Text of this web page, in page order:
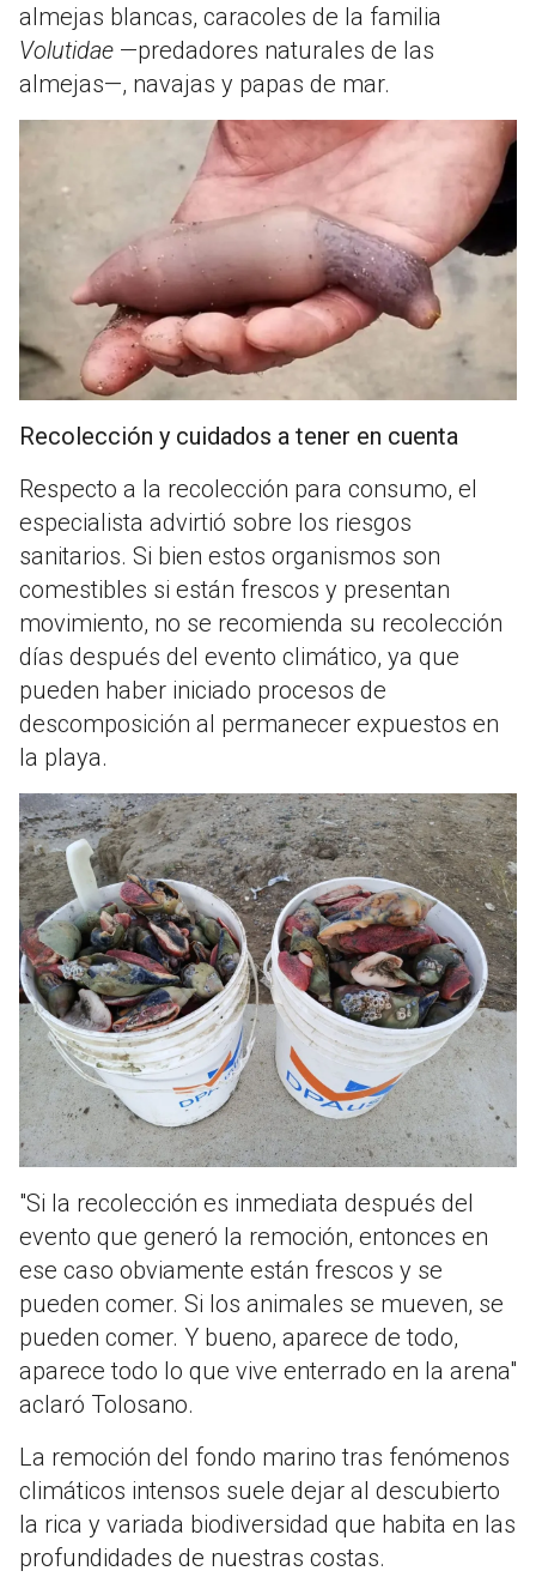
almejas blancas, caracoles de la familia
Volutidae —predadores naturales de las
almejas—, navajas y papas de mar.
Recolección y cuidados a tener en cuenta
Respecto a la recolección para consumo, el
especialista advirtió sobre los riesgos
sanitarios. Si bien estos organismos son
comestibles si están frescos y presentan
movimiento, no se recomienda su recolección
días después del evento climático, ya que
pueden haber iniciado procesos de
descomposición al permanecer expuestos en
la playa.
"Si la recolección es inmediata después del
evento que generó la remoción, entonces en
ese caso obviamente están frescos y se
pueden comer. Si los animales se mueven, se
pueden comer. Y bueno, aparece de todo,
aparece todo lo que vive enterrado en la arena"
aclaró Tolosano.
La remoción del fondo marino tras fenómenos
climáticos intensos suele dejar al descubierto
la rica y variada biodiversidad que habita en las
profundidades de nuestras costas.